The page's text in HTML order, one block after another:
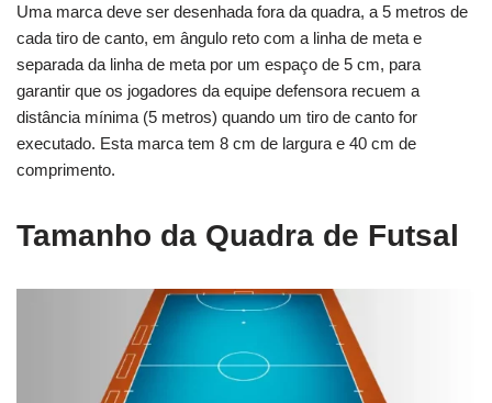
Uma marca deve ser desenhada fora da quadra, a 5 metros de
cada tiro de canto, em ângulo reto com a linha de meta e
separada da linha de meta por um espaço de 5 cm, para
garantir que os jogadores da equipe defensora recuem a
distância mínima (5 metros) quando um tiro de canto for
executado. Esta marca tem 8 cm de largura e 40 cm de
comprimento.
Tamanho da Quadra de Futsal